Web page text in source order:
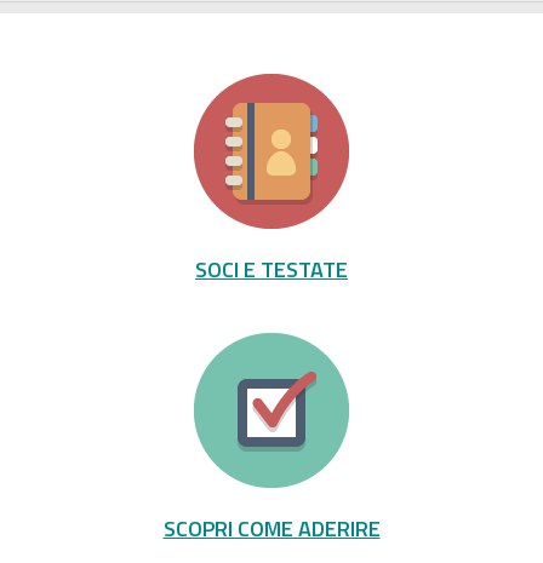
SOCI E TESTATE
SCOPRI COME ADERIRE